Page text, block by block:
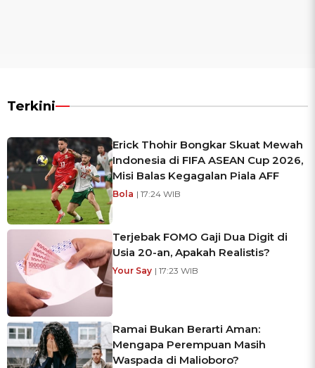
Terkini
Erick Thohir Bongkar Skuat Mewah
Indonesia di FIFA ASEAN Cup 2026,
Misi Balas Kegagalan Piala AFF
Bola | 17:24 WIB
Terjebak FOMO Gaji Dua Digit di
Usia 20-an, Apakah Realistis?
Your Say | 17:23 WIB
Ramai Bukan Berarti Aman:
Mengapa Perempuan Masih
Waspada di Malioboro?